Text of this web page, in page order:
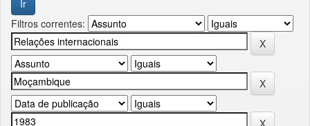
Filtros correntes: